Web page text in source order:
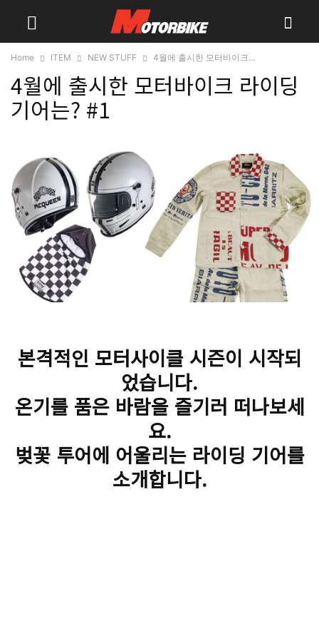
Home ITEM NEW STUFF 4월에 출시한 모터바이크...
4월에 출시한 모터바이크 라이딩
기어는? #1
본격적인 모터사이클 시즌이 시작되
었습니다.
온기를 품은 바람을 즐기러 떠나보세
요.
벚꽃 투어에 어울리는 라이딩 기어를
소개합니다.